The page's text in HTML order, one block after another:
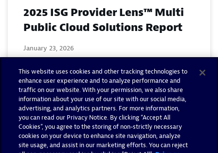
2025 ISG Provider Lens™ Multi
Public Cloud Solutions Report
January 23, 2026
Read now
This website uses cookies and other tracking technologies to
enhance user experience and to analyze performance and
traffic on our website. With your permission, we also share
information about your use of our site with our social media,
advertising, and analytics partners. For more information,
you can read our Privacy Notice. By clicking “Accept All
Cookies”, you agree to the storing of non-strictly necessary
cookies on your device to enhance site navigation, analyze
site usage, and assist in our marketing efforts. You can reject